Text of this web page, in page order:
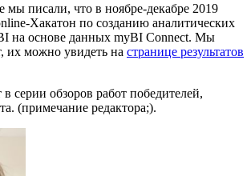
мы писали, что в ноябре-декабре 2019
Хакатон по созданию аналитических
на основе данных myBI Connect. Мы
их можно увидеть на странице результатов
серии обзоров работ победителей,
(примечание редактора;).